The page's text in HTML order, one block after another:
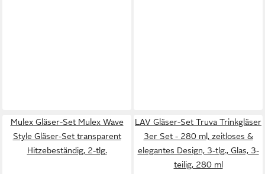
Mulex Gläser-Set Mulex Wave
Style Gläser-Set transparent
Hitzebeständig, 2-tlg.
LAV Gläser-Set Truva Trinkgläser
3er Set - 280 ml, zeitloses &
elegantes Design, 3-tlg., Glas, 3-
teilig, 280 ml